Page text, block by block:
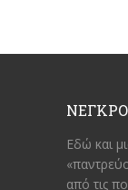
Εδώ και
από τις